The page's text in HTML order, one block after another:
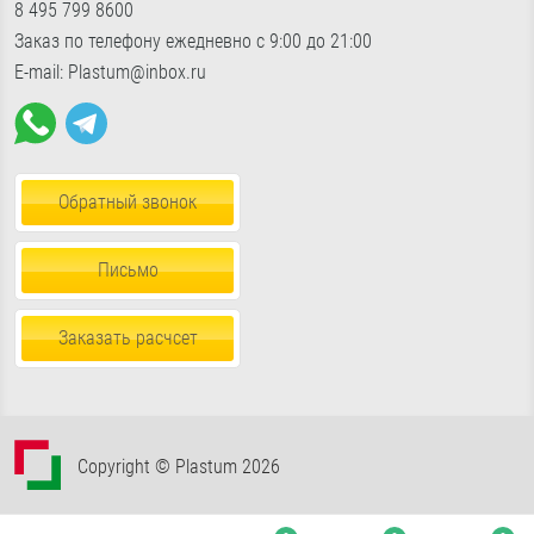
Фурнитура для окон
Пена, герметики, клей
Доставка по России
Пн-Пт с 9:00 до 18:00, Сб-Вс с 10:30 до 17:00
8 495 799 8600
Заказ по телефону ежедневно с 9:00 до 21:00
E-mail: Plastum@inbox.ru
Обратный звонок
Письмо
Заказать расчсет
Copyright © Plastum 2026